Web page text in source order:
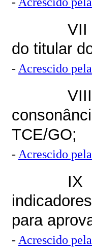
VII
do titular
- Acrescido
TCE/GO;
- Acrescido
IX
para
- Acrescido